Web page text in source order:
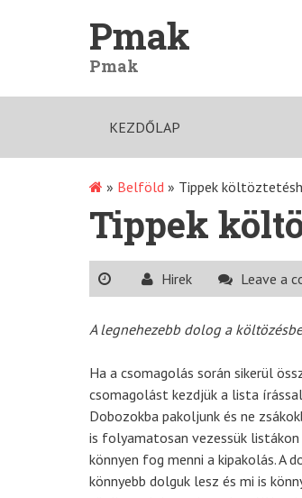
Pmak
Pmak
KEZDŐLAP
» Belföld» Tippek
Tippek
Hirek Leave a
A legnehezebb dolog a
Ha a csomagolás során sikerül
csomagolást kezdjük a lista
Dobozokba pakoljunk és ne
is folyamatosan vezessük
könnyen fog menni a kipakolás. A
könnyebb dolguk lesz és mi is